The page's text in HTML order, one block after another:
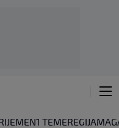
N1 TEMEREGIJA